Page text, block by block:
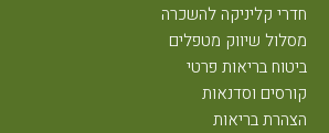
חדרי קליניקה להשכרה
מסלול שיווק מטפלים
ביטוח בריאות פרטי
קורסים וסדנאות
הצהרת בריאות